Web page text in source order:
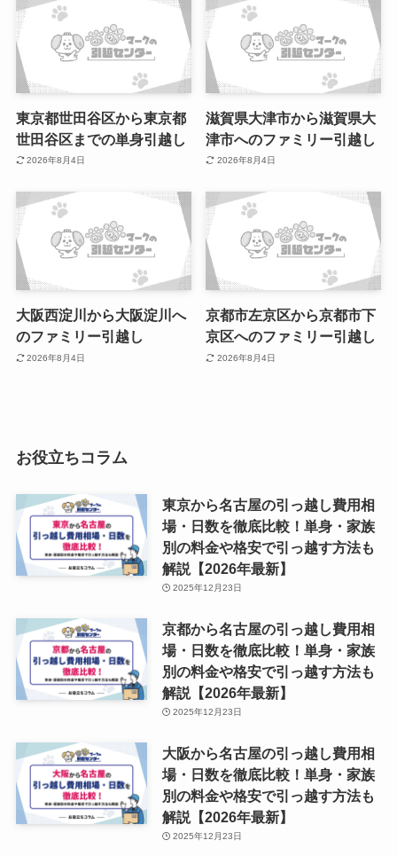
東京都世田谷区から東京都
世田谷区までの単身引越し
2026年8月4日
滋賀県大津市から滋賀県大
津市へのファミリー引越し
2026年8月4日
大阪西淀川から大阪淀川へ
のファミリー引越し
2026年8月4日
京都市左京区から京都市下
京区へのファミリー引越し
2026年8月4日
お役立ちコラム
東京から名古屋の引っ越し費用相
場・日数を徹底比較！単身・家族
別の料金や格安で引っ越す方法も
解説【2026年最新】
2025年12月23日
京都から名古屋の引っ越し費用相
場・日数を徹底比較！単身・家族
別の料金や格安で引っ越す方法も
解説【2026年最新】
2025年12月23日
大阪から名古屋の引っ越し費用相
場・日数を徹底比較！単身・家族
別の料金や格安で引っ越す方法も
解説【2026年最新】
2025年12月23日